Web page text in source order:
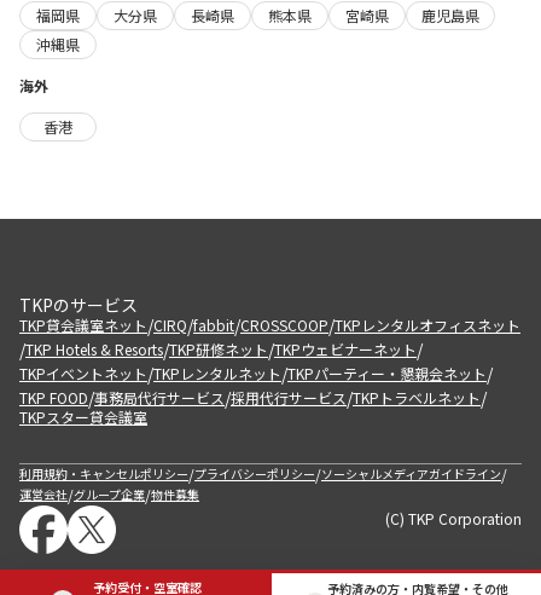
予約受付・空室確認 予約済みの方・内覧希望・その他
福岡県
大分県 長崎県 熊本県 宮崎県
鹿児島県
沖縄県
海外
香港
TKPのサービス
TKP貸会議室ネット/CIRQ/fabbit/CROSSCOOP/TKPレンタルオフィスネット
/TKP Hotels & Resorts/TKP研修ネット/TKPウェビナーネット/
TKPイベントネット/TKPレンタルネット/TKPパーティー・懇親会ネット/
TKP FOOD/事務局代行サービス/採用代行サービス/TKPトラベルネット/
TKPスター貸会議室
利用規約・キャンセルポリシー/プライバシーポリシー/ソーシャルメディアガイドライン/
運営会社/グループ企業/物件募集
(C) TKP Corporation